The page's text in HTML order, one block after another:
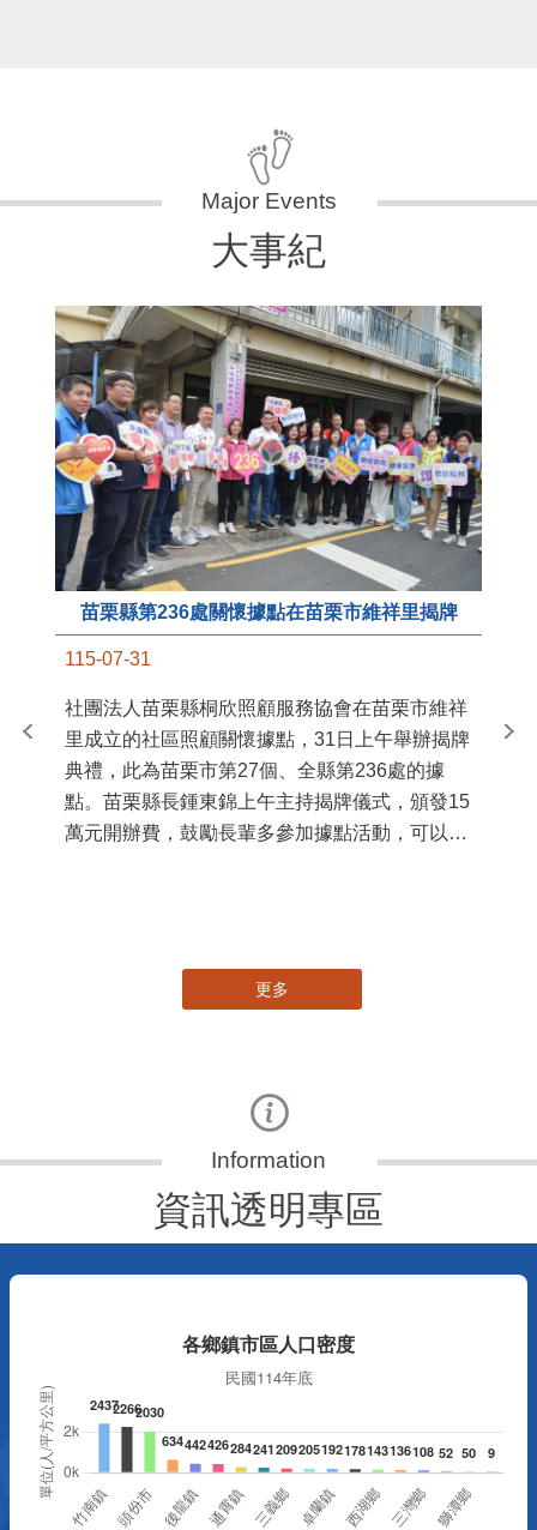
大事紀
苗栗縣第236處關懷據點在苗栗市維祥里揭牌
115-07-31
社團法人苗栗縣桐欣照顧服務協會在苗栗市維祥
里成立的社區照顧關懷據點，31日上午舉辦揭牌
典禮，此為苗栗市第27個、全縣第236處的據
點。苗栗縣長鍾東錦上午主持揭牌儀式，頒發15
萬元開辦費，鼓勵長輩多參加據點活動，可以更
苗
更多
資訊透明專區